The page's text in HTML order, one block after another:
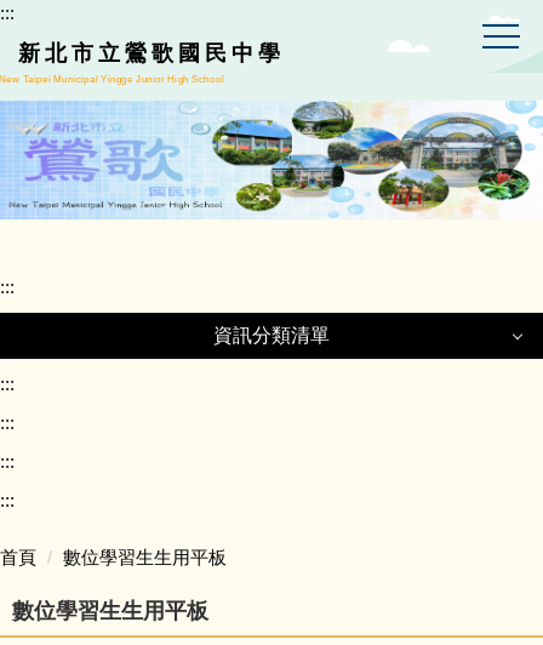
跳
到
主
要
內
容
區
:::
新北市立鶯歌國民中學
Taipei Municipal Yingge Junior High School
:::
資訊分類清單
:::
:::
:::
:::
首頁 數位學習生生用平板
數位學習生生用平板